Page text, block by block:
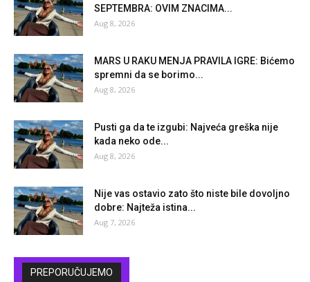
SEPTEMBRA: OVIM ZNACIMA...
Aug 8, 2026
MARS U RAKU MENJA PRAVILA IGRE: Bićemo
spremni da se borimo...
Aug 8, 2026
Pusti ga da te izgubi: Najveća greška nije
kada neko ode...
Aug 8, 2026
Nije vas ostavio zato što niste bile dovoljno
dobre: Najteža istina...
Aug 7, 2026
PREPORUČUJEMO